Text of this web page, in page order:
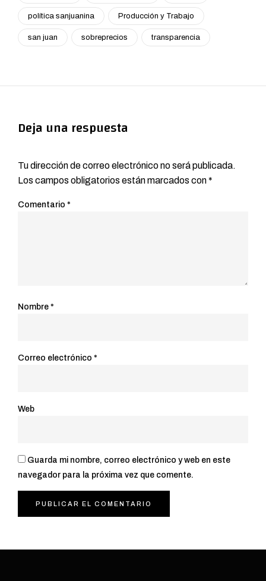
política sanjuanina Producción y Trabajo
san juan sobreprecios transparencia
Deja una respuesta
Tu dirección de correo electrónico no será publicada.
Los campos obligatorios están marcados con*
Comentario *
Nombre *
Correo electrónico *
Web
Guarda mi nombre, correo electrónico y web en este
navegador para la próxima vez que comente.